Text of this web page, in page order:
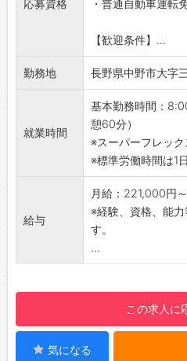
転教育も行います
康状態の把握
■その他、社外対
となりますので、
【こんな方におスス
・新しい事にチャ
・休日がしっかり
方
・上場グループ企
・安定した企業で
【会社からのメッ
理、綿半ホームエ
ープの小売店への
の運営もしており
新しいことへのチ
応募資格 ・普通自動車運転
【歓迎条件】...
勤務地 長野県中野市大字
就業時間
基本勤務時間：
憩60分）
※スーパーフレッ
※標準労働時間は1
給与
月給：221,000円
※経験、資格、能
す。
...
この求人に
気になる